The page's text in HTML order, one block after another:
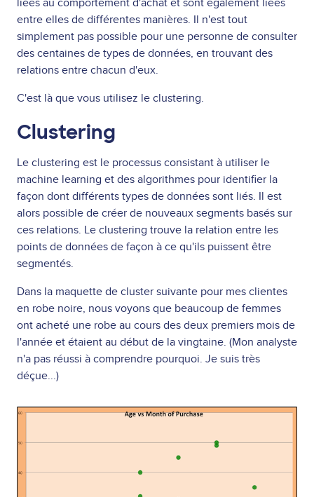
entre elles de différentes manières. Il n'est tout
simplement pas possible pour une personne de consulter
des centaines de types de données, en trouvant des
relations entre chacun d'eux.
C'est là que vous utilisez le clustering.
Clustering
Le clustering est le processus consistant à utiliser le
machine learning et des algorithmes pour identifier la
façon dont différents types de données sont liés. Il est
alors possible de créer de nouveaux segments basés sur
ces relations. Le clustering trouve la relation entre les
points de données de façon à ce qu'ils puissent être
segmentés.
Dans la maquette de cluster suivante pour mes clientes
en robe noire, nous voyons que beaucoup de femmes
ont acheté une robe au cours des deux premiers mois de
l'année et étaient au début de la vingtaine. (Mon analyste
n'a pas réussi à comprendre pourquoi. Je suis très
déçue...)
Image